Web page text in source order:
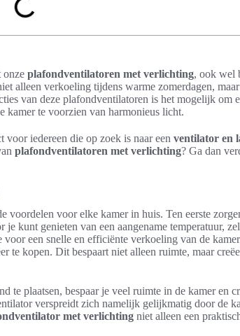
onze plafondventilatoren met verlichting, ook wel
alleen verkoeling tijdens warme zomerdagen,
van deze plafondventilatoren is het mogelijk om
kamer te voorzien van harmonieus licht.
voor iedereen die op zoek is naar een ventilator en
plafondventilatoren met verlichting? Ga dan
voor elke kamer in huis. Ten eerste
kunt genieten van een aangename temperatuur,
een snelle en efficiënte verkoeling van de
te kopen. Dit bespaart niet alleen ruimte, maar
plaatsen, bespaar je veel ruimte in de kamer en
verspreidt zich namelijk gelijkmatig door de
met verlichting niet alleen een